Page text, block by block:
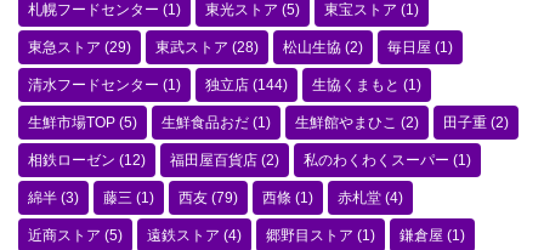
札幌フードセンター (1) 東光ストア (5) 東宝ストア (1)
東急ストア (29) 東武ストア (28) 松山生協 (2) 毎日屋 (1)
清水フードセンター (1) 独立店 (144) 生協くまもと (1)
生鮮市場TOP (5) 生鮮食品おだ (1) 生鮮館やまひこ (2) 田子重 (2)
相鉄ローゼン (12) 福田屋百貨店 (2) 私のわくわくスーパー (1)
綿半 (3) 藤三 (1) 西友 (79) 西條 (1) 赤札堂 (4)
近商ストア (5) 遠鉄ストア (4) 郷野目ストア (1) 鎌倉屋 (1)